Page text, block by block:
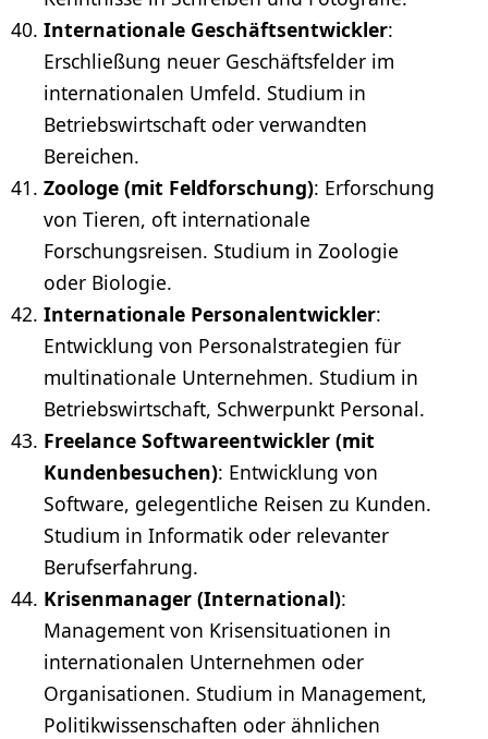
Internationale Geschäftsentwickler:
Erschließung neuer Geschäftsfelder im
internationalen Umfeld. Studium in
Betriebswirtschaft oder verwandten
Bereichen.
Zoologe (mit Feldforschung): Erforschung
von Tieren, oft internationale
Forschungsreisen. Studium in Zoologie
oder Biologie.
Internationale Personalentwickler:
Entwicklung von Personalstrategien für
multinationale Unternehmen. Studium in
Betriebswirtschaft, Schwerpunkt Personal.
Freelance Softwareentwickler (mit
Kundenbesuchen): Entwicklung von
Software, gelegentliche Reisen zu Kunden.
Studium in Informatik oder relevanter
Berufserfahrung.
Krisenmanager (International):
Management von Krisensituationen in
internationalen Unternehmen oder
Organisationen. Studium in Management,
Politikwissenschaften oder ähnlichen